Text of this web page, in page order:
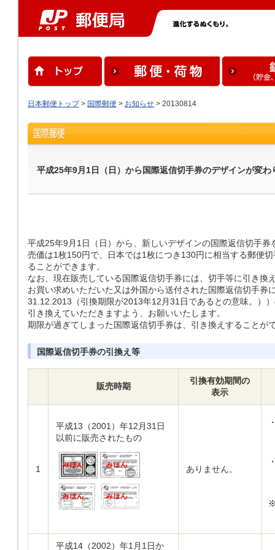
日本郵便トップ> 国際郵便 > お知らせ > 20130814
平成25年9月1日（日）から国際返信切手券のデザインが変わ
平成25年9月1日（日）から、新しいデザインの国際返信切手券
売価は1枚150円で、日本では1枚につき130円に相当する郵便
ることができます。
なお、現在販売している国際返信切手券には、切手等に引き換
お買い求めいただいた又は外国から送付された国際返信切手券
31.12.2013（引換期限が2013年12月31日であるとの意味。）
引き換えていただきますよう、お願いいたします。
期限が過ぎてしまった国際返信切手券は、引き換えすることが
国際返信切手券の引換え等
販売時期
引換有効期間の
表示
1
平成13（2001）年12月31日
以前に販売されたもの
ありません。
平成14（2002）年1月1日か